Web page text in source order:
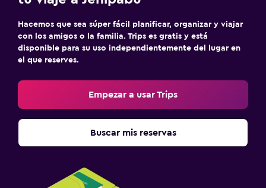
Hacemos que sea súper fácil planificar, organizar y viajar
con los amigos o la familia. Trips es gratis y está
disponible para su uso independientemente del lugar en
el que reserves.
Empezar a usar Trips
Buscar mis reservas